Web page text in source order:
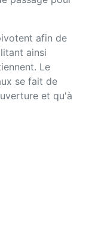
afin de
ainsi
Le
se fait de
et qu'à